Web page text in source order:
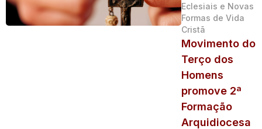
Eclesiais e Novas
Formas de Vida
Cristã
Movimento do
Terço dos
Homens
promove 2ª
Formação
Arquidiocesa